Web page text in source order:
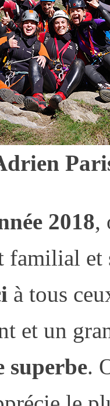
2018,
familial et
à tous
et un
superbe.